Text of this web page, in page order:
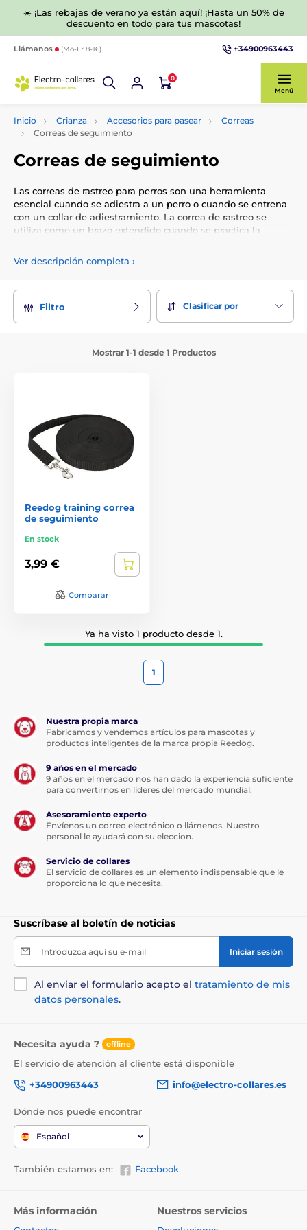
☀️ ¡Las rebajas de verano ya están aquí! ¡Hasta un 50% de
descuento en todo para tus mascotas!
Llámanos (Mo-Fr 8-16) +34900963443
0
Menú
Inicio Crianza Accesorios para pasear
Correas
Correas de seguimiento
Correas de seguimiento
Las correas de rastreo para perros son una herramienta
esencial cuando se adiestra a un perro o cuando se entrena
con un collar de adiestramiento. La correa de rastreo se
utiliza como un brazo extendido cuando se practica la
y quince pies de largo.
Ver descripción completa ›
Filtro Clasificar por
Mostrar 1-1 desde 1 Productos
Reedog training correa
de seguimiento
En stock
3,99 €
Comparar
Ya ha visto 1 producto desde 1.
1
Nuestra propia marca
Fabricamos y vendemos artículos para mascotas y
productos inteligentes de la marca propia Reedog.
9 años en el mercado
9 años en el mercado nos han dado la experiencia suficiente
para convertirnos en líderes del mercado mundial.
Asesoramiento experto
Envíenos un correo electrónico o llámenos. Nuestro
personal le ayudará con su eleccion.
Servicio de collares
El servicio de collares es un elemento indispensable que le
proporciona lo que necesita.
Suscríbase al boletín de noticias
Introduzca aquí su e-mail Iniciar sesión
Al enviar el formulario acepto el tratamiento de mis
datos personales.
Necesita ayuda ? offline
El servicio de atención al cliente está disponible
+34900963443
info@electro-collares.es
Dónde nos puede encontrar
Español
También estamos en: Facebook
Más información Nuestros servicios